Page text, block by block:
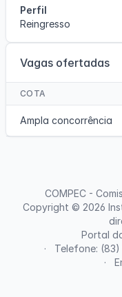
Perfil
Reingresso
Vagas ofertadas
COTA
Ampla concorrência
Portal
Telefone: (83)
COMPEC -
Copyright © 2026